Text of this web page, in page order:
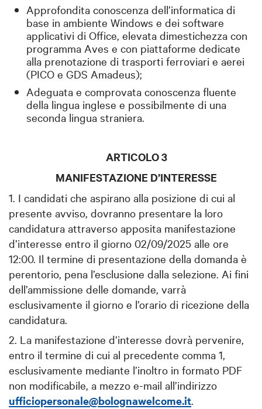
Approfondita conoscenza dell’informatica di
base in ambiente Windows e dei software
applicativi di Office, elevata dimestichezza con
programma Aves e con piattaforme dedicate
alla prenotazione di trasporti ferroviari e aerei
(PICO e GDS Amadeus);
Adeguata e comprovata conoscenza fluente
della lingua inglese e possibilmente di una
seconda lingua straniera.
ARTICOLO 3
MANIFESTAZIONE D’INTERESSE
1. I candidati che aspirano alla posizione di cui al
presente avviso, dovranno presentare la loro
candidatura attraverso apposita manifestazione
d’interesse entro il giorno 02/09/2025 alle ore
12:00. Il termine di presentazione della domanda è
perentorio, pena l’esclusione dalla selezione. Ai fini
dell’ammissione delle domande, varrà
esclusivamente il giorno e l’orario di ricezione della
candidatura.
2. La manifestazione d’interesse dovrà pervenire,
entro il termine di cui al precedente comma 1,
esclusivamente mediante l’inoltro in formato PDF
non modificabile, a mezzo e-mail all’indirizzo
ufficiopersonale@bolognawelcome.it.